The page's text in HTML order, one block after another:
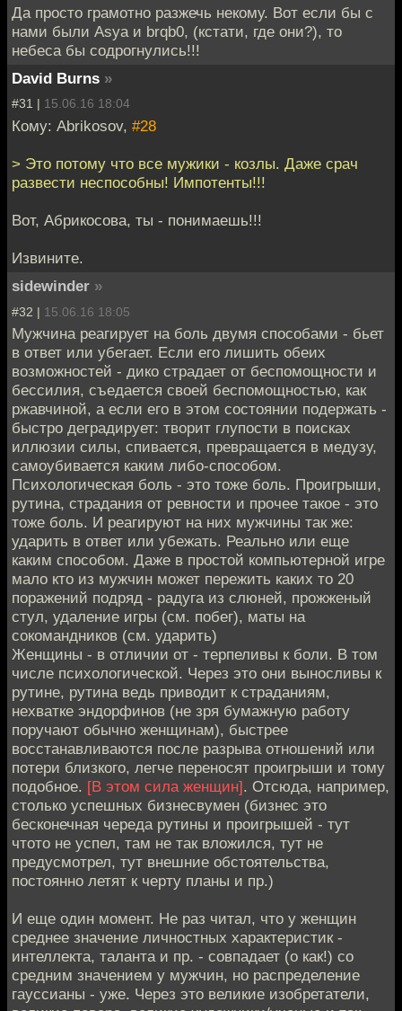
Да просто грамотно разжечь некому. Вот если бы с
нами были Asya и brqb0, (кстати, где они?), то
небеса бы содрогнулись!!!
David Burns »
#31 | 15.06.16 18:04
Кому: Abrikosov, #28
> Это потому что все мужики - козлы. Даже срач
развести неспособны! Импотенты!!!
Вот, Абрикосова, ты - понимаешь!!!
Извините.
sidewinder »
#32 | 15.06.16 18:05
Мужчина реагирует на боль двумя способами - бьет
в ответ или убегает. Если его лишить обеих
возможностей - дико страдает от беспомощности и
бессилия, съедается своей беспомощностью, как
ржавчиной, а если его в этом состоянии подержать -
быстро деградирует: творит глупости в поисках
иллюзии силы, спивается, превращается в медузу,
самоубивается каким либо-способом.
Психологическая боль - это тоже боль. Проигрыши,
рутина, страдания от ревности и прочее такое - это
тоже боль. И реагируют на них мужчины так же:
ударить в ответ или убежать. Реально или еще
каким способом. Даже в простой компьютерной игре
мало кто из мужчин может пережить каких то 20
поражений подряд - радуга из слюней, прожженый
стул, удаление игры (см. побег), маты на
сокомандников (см. ударить)
Женщины - в отличии от - терпеливы к боли. В том
числе психологической. Через это они выносливы к
рутине, рутина ведь приводит к страданиям,
нехватке эндорфинов (не зря бумажную работу
поручают обычно женщинам), быстрее
восстанавливаются после разрыва отношений или
потери близкого, легче переносят проигрыши и тому
подобное. [В этом сила женщин]. Отсюда, например,
столько успешных бизнесвумен (бизнес это
бесконечная череда рутины и проигрышей - тут
чтото не успел, там не так вложился, тут не
предусмотрел, тут внешние обстоятельства,
постоянно летят к черту планы и пр.)
И еще один момент. Не раз читал, что у женщин
среднее значение личностных характеристик -
интеллекта, таланта и пр. - совпадает (о как!) со
средним значением у мужчин, но распределение
гауссианы - уже. Через это великие изобретатели,